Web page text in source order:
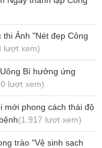
Ảnh "Nét đẹp Công
lượt xem)
Bí hưởng ứng
lượt xem)
mới phong cách thái độ
(1.917 lượt xem)
trào "Vệ sinh sạch